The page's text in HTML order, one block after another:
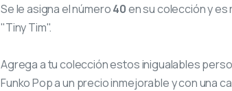
Se le asigna el número40en su colección y
"Tiny Tim".
Agrega a tu colección estos inigualables
Funko Pop a un precio inmejorable y con una